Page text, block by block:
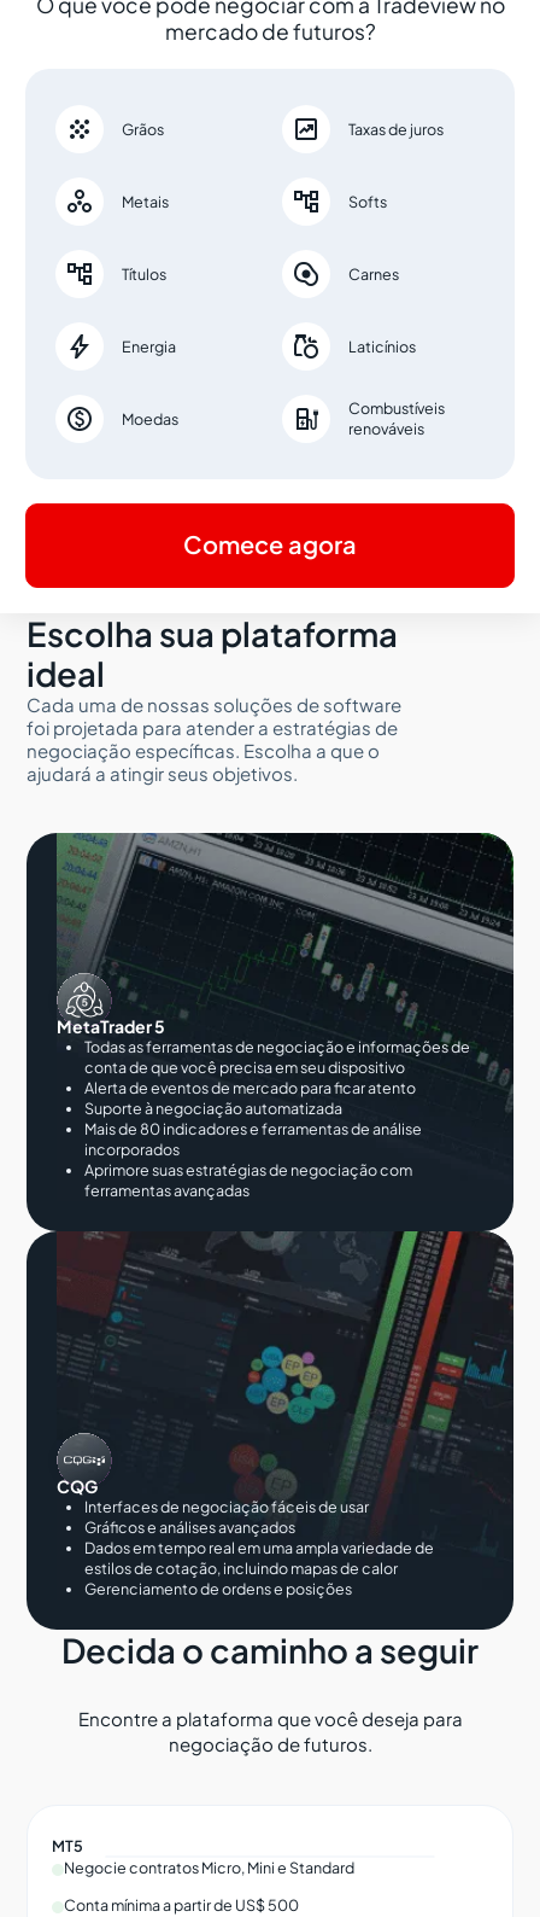
mercado de futuros?
 Grãos  Taxas de juros
 Metais  Softs
 Títulos  Carnes
 Energia  Laticínios
 Moedas 
Combustíveis
renováveis
Comece agora
Escolha sua plataforma
ideal
Cada uma de nossas soluções de software
foi projetada para atender a estratégias de
negociação específicas. Escolha a que o
ajudará a atingir seus objetivos.
MetaTrader 5
Todas as ferramentas de negociação e informações de
conta de que você precisa em seu dispositivo
Alerta de eventos de mercado para ficar atento
Suporte à negociação automatizada
Mais de 80 indicadores e ferramentas de análise
incorporados
Aprimore suas estratégias de negociação com
ferramentas avançadas
CQG
Interfaces de negociação fáceis de usar
Gráficos e análises avançados
Dados em tempo real em uma ampla variedade de
estilos de cotação, incluindo mapas de calor
Gerenciamento de ordens e posições
Decida o caminho a seguir
Encontre a plataforma que você deseja para
negociação de futuros.
MT5
Negocie contratos Micro, Mini e Standard
Conta mínima a partir de US$ 500